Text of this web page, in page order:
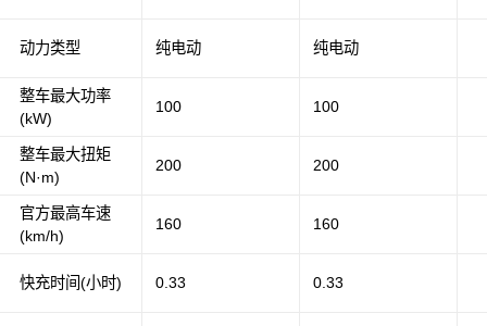
动力类型
整车最大功率
(kW)
整车最大扭矩
(N·m)
官方最高车速
(km/h)
快充时间(小时)
纯电动 纯电动
100 100
200 200
160 160
0.33 0.33